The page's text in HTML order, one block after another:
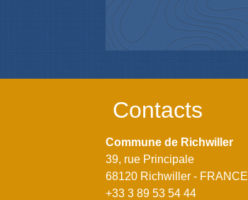
Contacts
Commune de Richwiller
39, rue Principale
68120 Richwiller - FRANCE
+33 3 89 53 54 44